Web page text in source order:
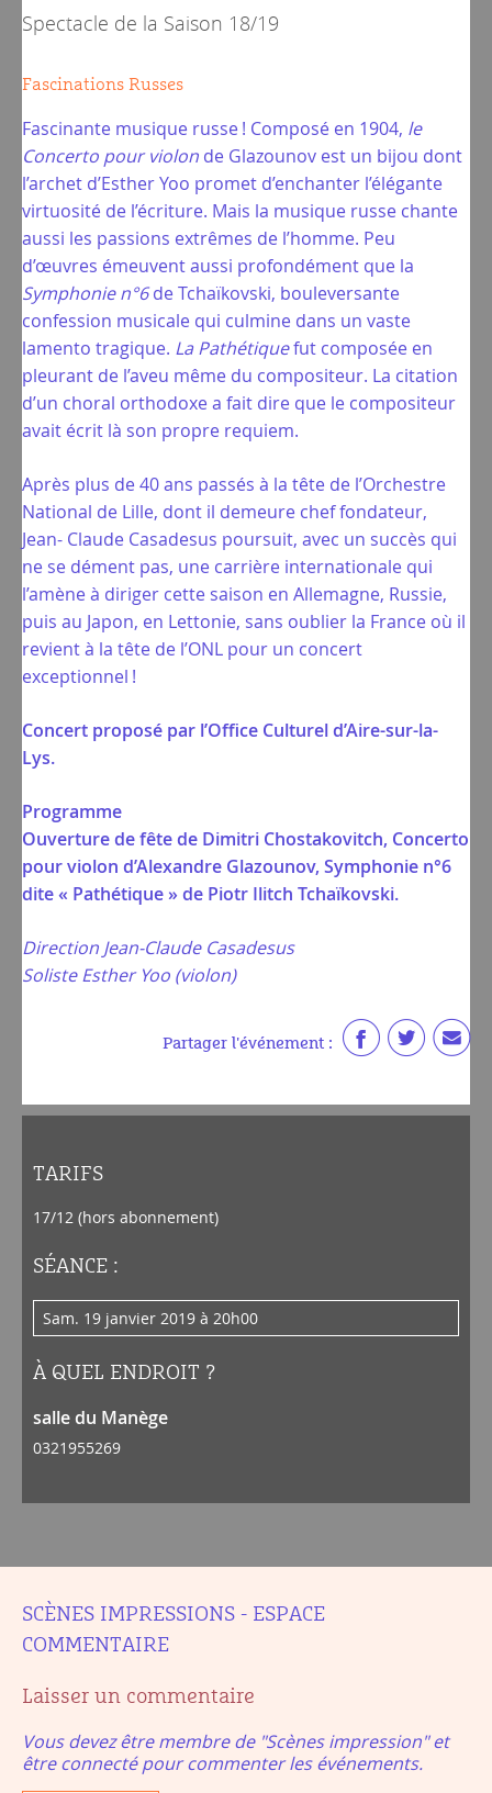
Spectacle de la Saison 18/19
Fascinations Russes
Fascinante musique russe ! Composé en 1904, le
Concerto pour violon de Glazounov est un bijou dont
l’archet d’Esther Yoo promet d’enchanter l’élégante
virtuosité de l’écriture. Mais la musique russe chante
aussi les passions extrêmes de l’homme. Peu
d’œuvres émeuvent aussi profondément que la
Symphonie n°6de Tchaïkovski, bouleversante
confession musicale qui culmine dans un vaste
lamento tragique. La Pathétiquefut composée en
pleurant de l’aveu même du compositeur. La citation
d’un choral orthodoxe a fait dire que le compositeur
avait écrit là son propre requiem.
Après plus de 40 ans passés à la tête de l’Orchestre
National de Lille, dont il demeure chef fondateur,
Jean- Claude Casadesus poursuit, avec un succès qui
ne se dément pas, une carrière internationale qui
l’amène à diriger cette saison en Allemagne, Russie,
puis au Japon, en Lettonie, sans oublier la France où il
revient à la tête de l’ONL pour un concert
exceptionnel !
Concert proposé par l’Office Culturel d’Aire-sur-la-
Lys.
Programme
Ouverture de fête de Dimitri Chostakovitch, Concerto
pour violon d’Alexandre Glazounov, Symphonie n°6
dite « Pathétique » de Piotr Ilitch Tchaïkovski.
Direction Jean-Claude Casadesus
Soliste Esther Yoo (violon)
Partager l'événement :
TARIFS
17/12 (hors abonnement)
SÉANCE :
sam. 19 janvier 2019 à 20h00
À QUEL ENDROIT ?
salle du Manège
0321955269
SCÈNES IMPRESSIONS - ESPACE
COMMENTAIRE
Laisser un commentaire
Vous devez être membre de "Scènes impression" et
être connecté pour commenter les événements.